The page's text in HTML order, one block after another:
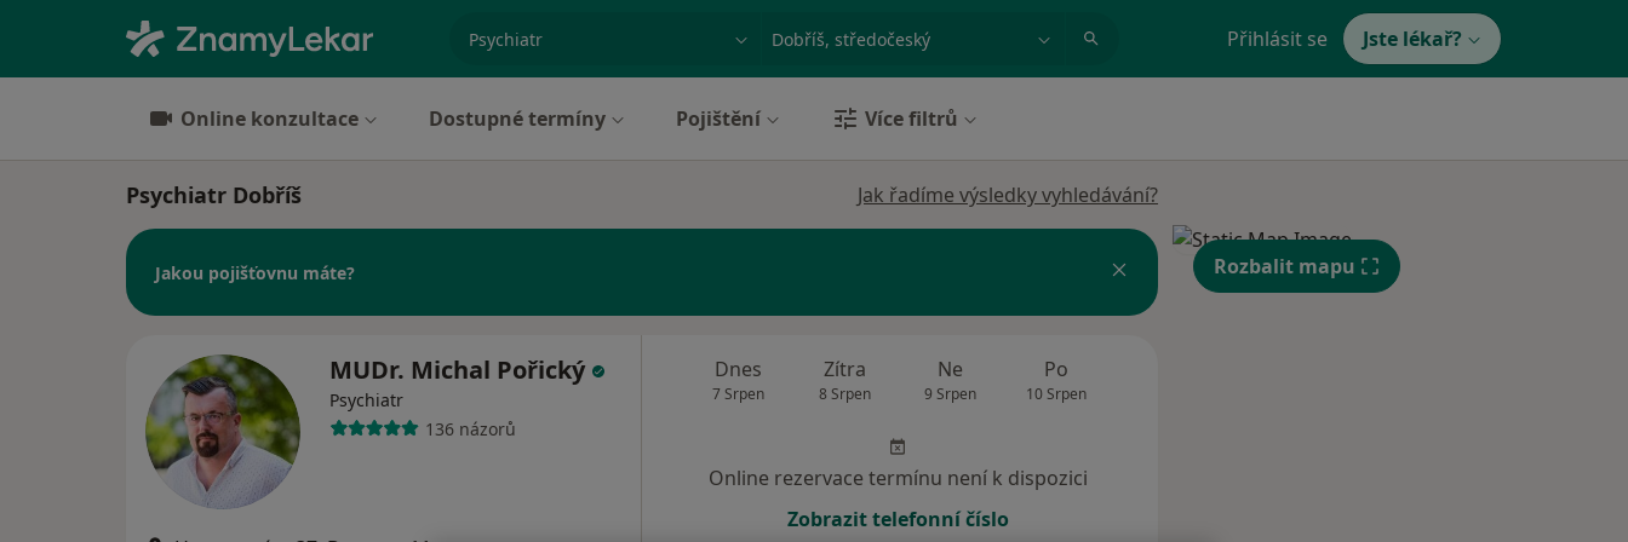
Město nebo region Přihlásit se Jste lékař?
Online konzultace Dostupné termíny Pojištění Více filtrů
Psychiatr Dobříš Jak řadíme výsledky vyhledávání?
Jakou pojišťovnu máte?
MUDr. Michal Pořický
Psychiatr
136 názorů
Dnes
7 Srpen
Zítra
8 Srpen
Ne
9 Srpen
Po
10 Srpen
Online rezervace termínu není k dispozici
Zobrazit telefonní číslo
Rozbalit mapu